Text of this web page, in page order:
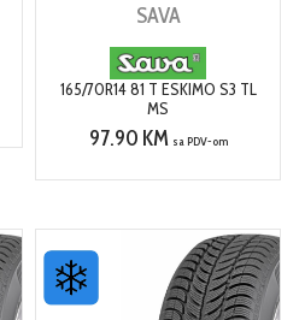
SAVA
165/70R14 81 T ESKIMO S3 TL
MS
97.90 KM sa PDV-om